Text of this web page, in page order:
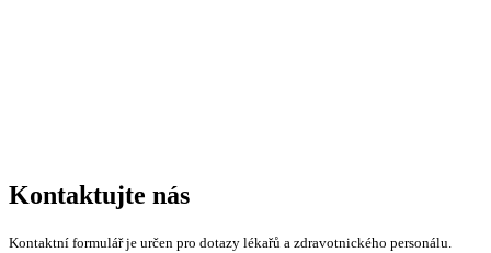
Kontaktujte nás
Kontaktní formulář je určen pro dotazy lékařů a zdravotnického personálu.